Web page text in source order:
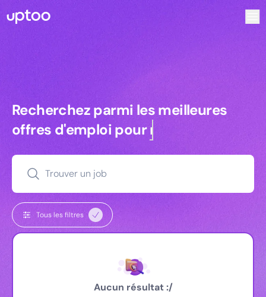
Recherchez parmi les meilleures
Recherchez parmi les meilleures
offres d'emploi pourmanagers
Trouver un job
Tous les filtres
Aucun résultat :/